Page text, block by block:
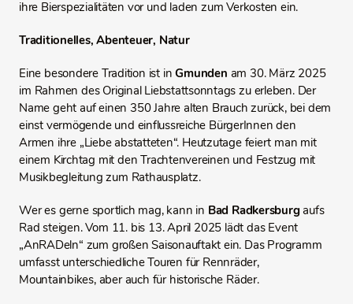
ihre Bierspezialitäten vor und laden zum Verkosten ein.
Traditionelles, Abenteuer, Natur
Eine besondere Tradition ist inGmunden am 30. März 2025
im Rahmen des Original Liebstattsonntags zu erleben. Der
Name geht auf einen 350 Jahre alten Brauch zurück, bei dem
einst vermögende und einflussreiche BürgerInnen den
Armen ihre „Liebe abstatteten“. Heutzutage feiert man mit
einem Kirchtag mit den Trachtenvereinen und Festzug mit
Musikbegleitung zum Rathausplatz.
Wer es gerne sportlich mag, kann in Bad Radkersburgaufs
Rad steigen. Vom 11. bis 13. April 2025 lädt das Event
„AnRADeln“ zum großen Saisonauftakt ein. Das Programm
umfasst unterschiedliche Touren für Rennräder,
Mountainbikes, aber auch für historische Räder.